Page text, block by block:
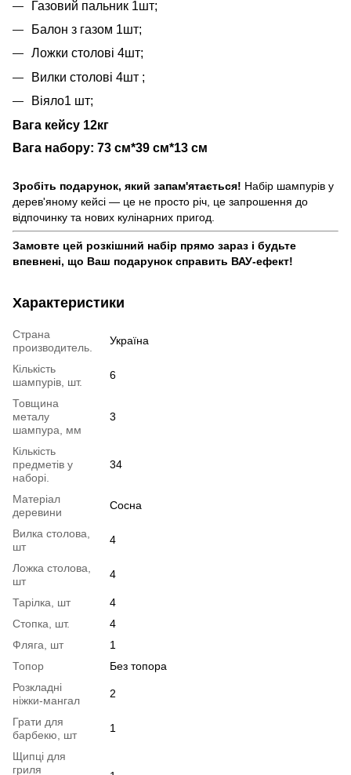
Газовий пальник 1шт;
Балон з газом 1шт;
Ложки столові 4шт;
Вилки столові 4шт ;
Віяло1 шт;
Вага кейсу 12кг
Вага набору: 73 см*39 см*13 см
Зробіть подарунок, який запам'ятається! Набір шампурів у
дерев'яному кейсі — це не просто річ, це запрошення до
відпочинку та нових кулінарних пригод.
Замовте цей розкішний набір прямо зараз і будьте
впевнені, що Ваш подарунок справить ВАУ-ефект!
Характеристики
Страна
производитель.
Україна
Кількість
шампурів, шт.
6
Товщина
металу
шампура, мм
3
Кількість
предметів у
наборі.
34
Матеріал
деревини
Сосна
Вилка столова,
шт
4
Ложка столова,
шт
4
Тарілка, шт
4
Стопка, шт.
4
Фляга, шт
1
Топор
Без топора
Розкладні
ніжки-мангал
2
Грати для
барбекю, шт
1
Щипці для
гриля